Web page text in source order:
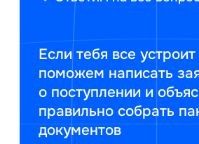
Если тебя все
поможем написать
о поступлении и
правильно собрать
документов